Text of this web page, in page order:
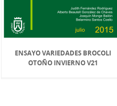
ENSAYO VARIEDADES BROCOLI
OTOÑO INVIERNO V21